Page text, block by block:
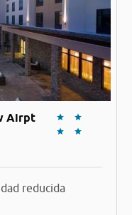
Airpt
reducida